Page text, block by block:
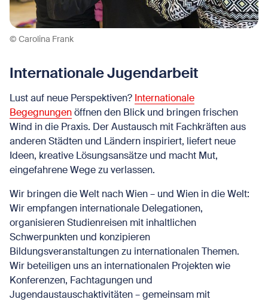
© Carolina Frank
Internationale Jugendarbeit
Lust auf neue Perspektiven? Internationale
Begegnungenöffnen den Blick und bringen frischen
Wind in die Praxis. Der Austausch mit Fachkräften aus
anderen Städten und Ländern inspiriert, liefert neue
Ideen, kreative Lösungsansätze und macht Mut,
eingefahrene Wege zu verlassen.
Wir bringen die Welt nach Wien – und Wien in die Welt:
Wir empfangen internationale Delegationen,
organisieren Studienreisen mit inhaltlichen
Schwerpunkten und konzipieren
Bildungsveranstaltungen zu internationalen Themen.
Wir beteiligen uns an internationalen Projekten wie
Konferenzen, Fachtagungen und
Jugendaustauschaktivitäten – gemeinsam mit